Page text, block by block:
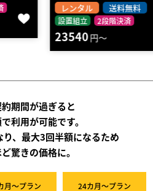
レンタル 送料無料
設置組立 2段階決済
23540円～
期間が過ぎると
利用が可能です。
、最大3回半額になるため
驚きの価格に。
月～プラン 24カ月～プラン